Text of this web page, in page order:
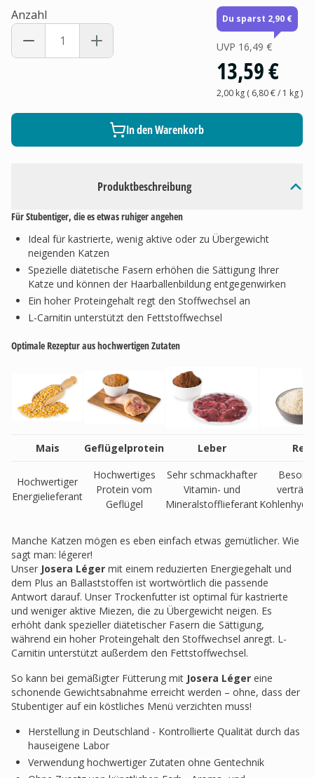
Produktbeschreibung
Für Stubentiger, die es etwas ruhiger angehen
Ideal für kastrierte, wenig aktive oder zu Übergewicht
neigenden Katzen
Spezielle diätetische Fasern erhöhen die Sättigung Ihrer
Katze und können der Haarballenbildung entgegenwirken
Ein hoher Proteingehalt regt den Stoffwechsel an
L-Carnitin unterstützt den Fettstoffwechsel
Optimale Rezeptur aus hochwertigen Zutaten
Mais Geflügelprotein Leber Reis
Hochwertiger
Energielieferant
Hochwertiges
Protein vom
Geflügel
Sehr schmackhafter
Vitamin- und
Mineralstofflieferant
Manche Katzen mögen es eben einfach etwas gemütlicher. Wie
sagt man: légerer!
Unser Josera Léger mit einem reduzierten Energiegehalt und
dem Plus an Ballaststoffen ist wortwörtlich die passende
Antwort darauf. Unser Trockenfutter ist optimal für kastrierte
und weniger aktive Miezen, die zu Übergewicht neigen. Es
erhöht dank spezieller diätetischer Fasern die Sättigung,
während ein hoher Proteingehalt den Stoffwechsel anregt. L-
Carnitin unterstützt außerdem den Fettstoffwechsel.
So kann bei gemäßigter Fütterung mit Josera Léger eine
schonende Gewichtsabnahme erreicht werden – ohne, dass der
Stubentiger auf ein köstliches Menü verzichten muss!
Herstellung in Deutschland - Kontrollierte Qualität durch das
hauseigene Labor
Verwendung hochwertiger Zutaten ohne Gentechnik
Anzahl Du sparst 2,90 €
UVP 16,49 €
13,59 €
2,00 kg( 6,80 €/ 1 kg)
In den Warenkorb